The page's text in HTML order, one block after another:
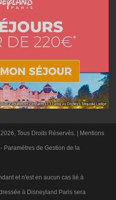
Tous Droits Réservés. | Mentions
- Paramètres de Gestion de la
et n'est en aucun cas lié à
à Disneyland Paris sera